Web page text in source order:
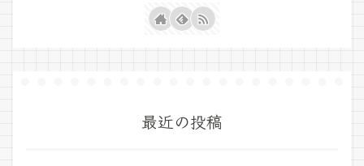
最近の投稿